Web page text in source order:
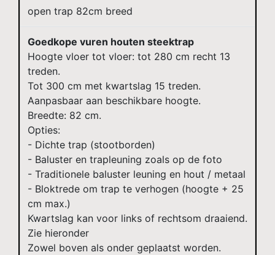
open trap 82cm breed
Goedkope vuren houten steektrap
Hoogte vloer tot vloer: tot 280 cm recht 13
treden.
Tot 300 cm met kwartslag 15 treden.
Aanpasbaar aan beschikbare hoogte.
Breedte: 82 cm.
Opties:
- Dichte trap (stootborden)
- Baluster en trapleuning zoals op de foto
- Traditionele baluster leuning en hout / metaal
- Bloktrede om trap te verhogen (hoogte + 25
cm max.)
Kwartslag kan voor links of rechtsom draaiend.
Zie hieronder
Zowel boven als onder geplaatst worden.